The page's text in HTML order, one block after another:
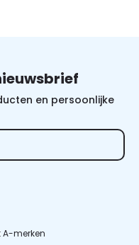
en persoonlijke
A-merken